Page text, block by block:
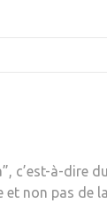
c’est-à-dire
et non pas de